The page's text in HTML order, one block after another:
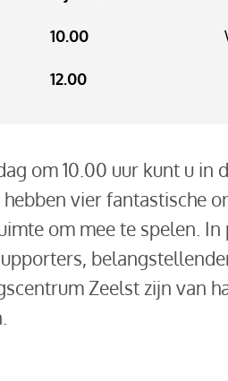
10.00
12.00
om 10.00 uur kunt u in
vier fantastische
om mee te spelen.
Zeelst zijn van